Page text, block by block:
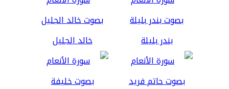
بندر بليلة خالد الجليل